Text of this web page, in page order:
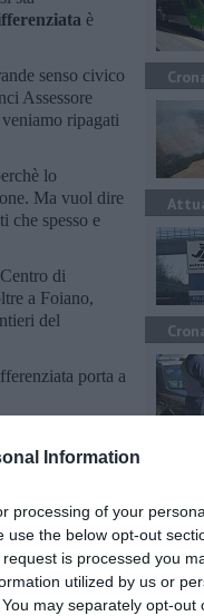
Information
processing of your
use the below opt-out
is processed you
utilized by us or
may separately opt-out
è
senso civico
Assessore
ripagati
lo
Ma vuol dire
che spesso e
di
a Foiano,
del
porta a
e dopo un
non solo
è ancora
la percentuale
Sei
forza
raccolta